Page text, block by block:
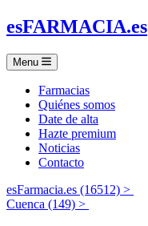
esFARMACIA.es
Menu
Farmacias
Quiénes somos
Date de alta
Hazte premium
Noticias
Contacto
esFarmacia.es (16512) >
Cuenca (149) >